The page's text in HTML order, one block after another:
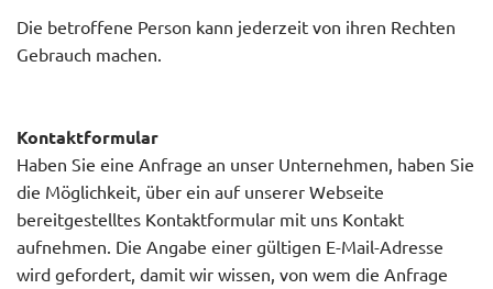
Die betroffene Person kann jederzeit von ihren Rechten
Gebrauch machen.
Kontaktformular
Haben Sie eine Anfrage an unser Unternehmen, haben Sie
die Möglichkeit, über ein auf unserer Webseite
bereitgestelltes Kontaktformular mit uns Kontakt
aufnehmen. Die Angabe einer gültigen E-Mail-Adresse
wird gefordert, damit wir wissen, von wem die Anfrage